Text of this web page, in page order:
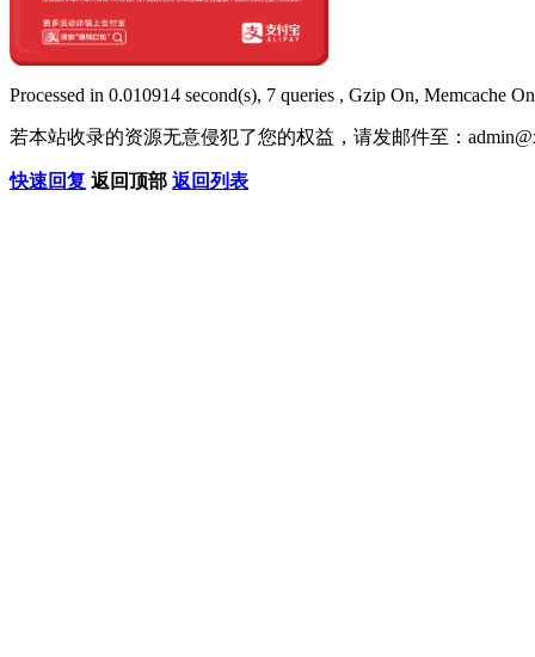
Processed in 0.010914 second(s), 7 queries , Gzip On, Memcache
若本站收录的资源无意侵犯了您的权益，请发邮件至：
快速回复 返回顶部 返回列表